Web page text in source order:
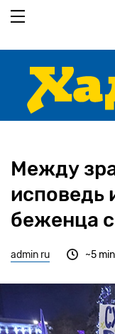
основному
Между
исповедь
беженца
admin ru ~5